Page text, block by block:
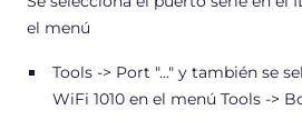
el menú
Tools -> Port "..." y también se
WiFi 1010 en el menú Tools ->